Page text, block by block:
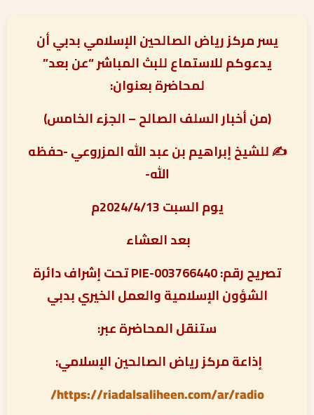
يسر مركز رياض الصالحين الإسلامي بدبي أن
يدعوكم للاستماع للبث المباشر “عن بعد”
لمحاضرة بعنوان:
(من أخبار السلف الصالح – الجزء الخامس)
✍ للشيخ إبراهيم بن عبد الله المزروعي -حفظه
الله-
يوم السبت 2024/4/13م
بعد العشاء
تصريح رقم: PIE-003766440 تحت إشراف دائرة
الشؤون الإسلامية والعمل الخيري بدبي
ستنقل المحاضرة عبر:
إذاعة مركز رياض الصالحين الإسلامي:
https://riadalsaliheen.com/ar/radio/